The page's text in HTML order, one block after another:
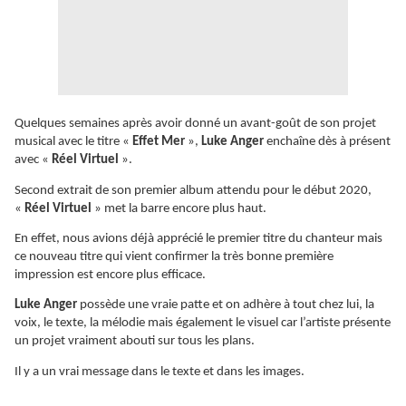
Quelques semaines après avoir donné un avant-goût de son projet
musical avec le titre « Effet Mer », Luke Anger enchaîne dès à présent
avec « Réel Virtuel ».
Second extrait de son premier album attendu pour le début 2020,
« Réel Virtuel » met la barre encore plus haut.
En effet, nous avions déjà apprécié le premier titre du chanteur mais
ce nouveau titre qui vient confirmer la très bonne première
impression est encore plus efficace.
Luke Anger possède une vraie patte et on adhère à tout chez lui, la
voix, le texte, la mélodie mais également le visuel car l’artiste présente
un projet vraiment abouti sur tous les plans.
Il y a un vrai message dans le texte et dans les images.